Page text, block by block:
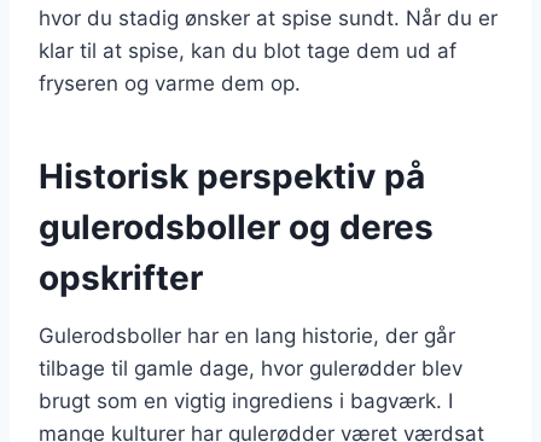
hvor du stadig ønsker at spise sundt. Når du er
klar til at spise, kan du blot tage dem ud af
fryseren og varme dem op.
Historisk perspektiv på
gulerodsboller og deres
opskrifter
Gulerodsboller har en lang historie, der går
tilbage til gamle dage, hvor gulerødder blev
brugt som en vigtig ingrediens i bagværk. I
mange kulturer har gulerødder været værdsat